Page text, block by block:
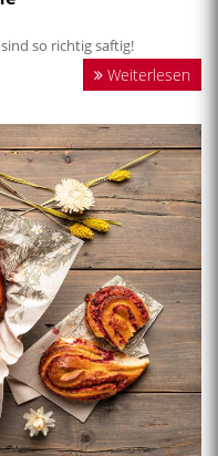
so richtig saftig!
Weiterlesen